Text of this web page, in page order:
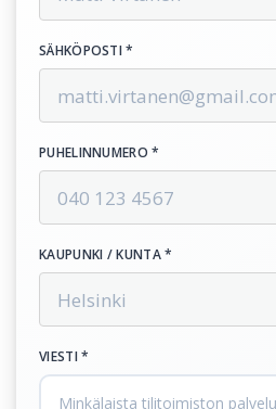
SÄHKÖPOSTI *
PUHELINNUMERO *
KAUPUNKI / KUNTA *
VIESTI *